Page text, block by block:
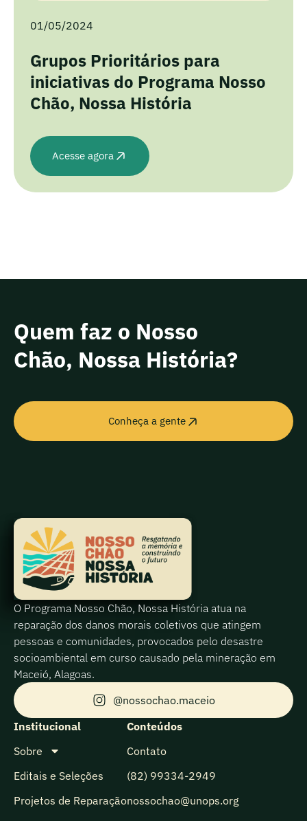
01/05/2024
Grupos Prioritários para
iniciativas do Programa Nosso
Chão, Nossa História
Acesse agora
Quem faz o Nosso
Chão, Nossa História?
Conheça a gente
O Programa Nosso Chão, Nossa História atua na
reparação dos danos morais coletivos que atingem
pessoas e comunidades, provocados pelo desastre
socioambiental em curso causado pela mineração em
Maceió, Alagoas.
@nossochao.maceio
Institucional
Sobre
Editais e Seleções
Projetos de Reparação
Conteúdos
Contato
(82) 99334-2949
nossochao@unops.org